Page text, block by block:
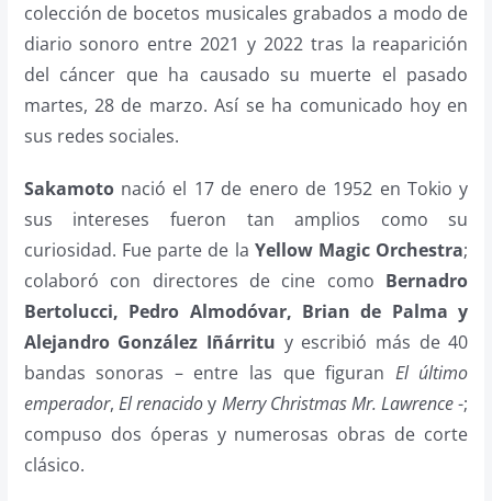
colección de bocetos musicales grabados a modo de
diario sonoro entre 2021 y 2022 tras la reaparición
del cáncer que ha causado su muerte el pasado
martes, 28 de marzo. Así se ha comunicado hoy en
sus redes sociales.
Sakamotonació el 17 de enero de 1952 en Tokio y
sus intereses fueron tan amplios como su
curiosidad. Fue parte de la Yellow Magic Orchestra;
colaboró con directores de cine como Bernadro
Bertolucci, Pedro Almodóvar, Brian de Palma y
Alejandro González Iñárritu y escribió más de 40
bandas sonoras – entre las que figuran El último
emperador, El renacidoy Merry Christmas Mr. Lawrence-;
compuso dos óperas y numerosas obras de corte
clásico.